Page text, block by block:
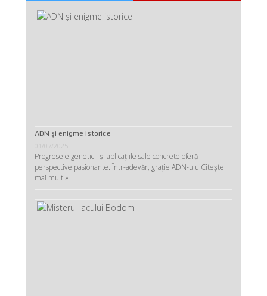
ADN şi enigme istorice
01/07/2025
Progresele geneticii şi aplicaţiile sale concrete oferă
perspective pasionante. Într-adevăr, graţie ADN-uluiCitește
mai mult »